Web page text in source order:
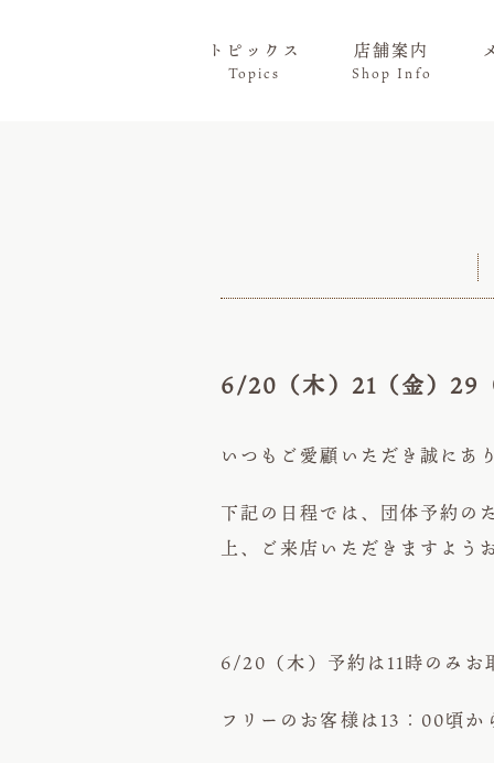
トピックス
Topics
店舗案内
Shop Info
6/20（木）21（金）29
いつもご愛顧いただき誠にあ
下記の日程では、団体予約の
上、ご来店いただきますよう
6/20（木）予約は11時のみお
フリーのお客様は13：00頃